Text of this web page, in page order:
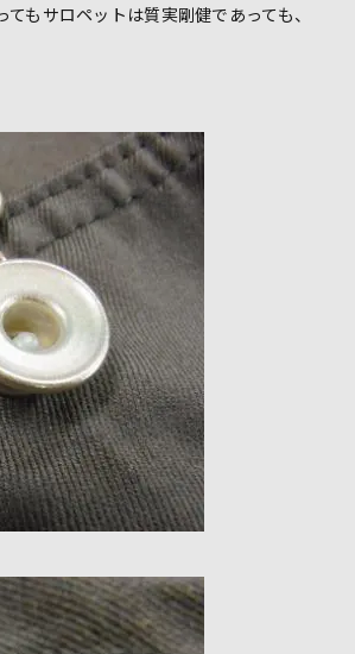
もサロペットは質実剛健であっても、